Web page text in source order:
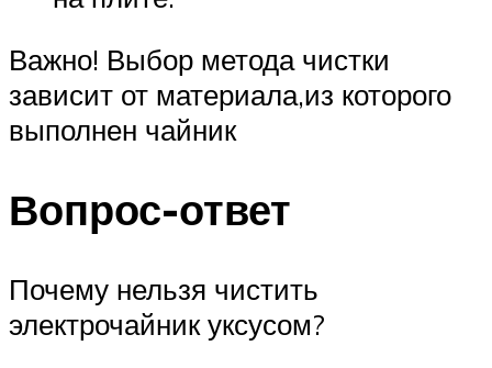
Важно! Выбор метода чистки
зависит от материала,из которого
выполнен чайник
Вопрос-ответ
Почему нельзя чистить
электрочайник уксусом?